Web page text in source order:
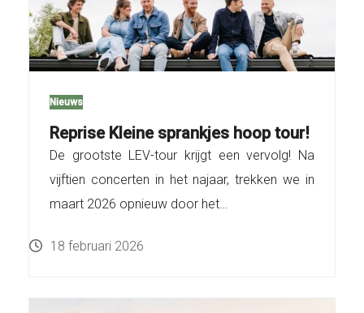
Nieuws
Reprise Kleine sprankjes hoop tour!
De grootste LEV-tour krijgt een vervolg! Na
vijftien concerten in het najaar, trekken we in
maart 2026 opnieuw door het…
18 februari 2026